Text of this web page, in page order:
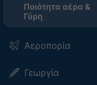
Ποιότητα αέρα &
Γύρη
Αεροπορία
Γεωργία